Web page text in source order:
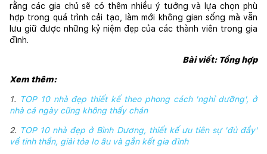
rằng các gia chủ sẽ có thêm nhiều ý tưởng và lựa chọn phù
hợp trong quá trình cải tạo, làm mới không gian sống mà vẫn
lưu giữ được những kỷ niệm đẹp của các thành viên trong gia
đình.
Bài viết: Tổng hợp
Xem thêm:
1.
TOP 10 nhà đẹp thiết kế theo phong cách 'nghỉ dưỡng', ở
nhà cả ngày cũng không thấy chán
2. TOP 10 nhà đẹp ở Bình Dương, thiết kế ưu tiên sự 'đủ đầy'
về tinh thần, giải tỏa lo âu và gắn kết gia đình